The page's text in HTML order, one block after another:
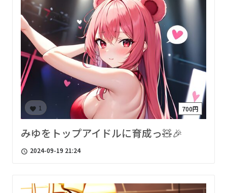
favorite 1 700円
みゆをトップアイドルに育成っ🧸🎉
access_time 2024-09-19 21:24